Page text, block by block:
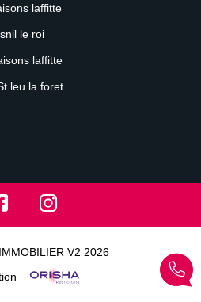
laffitte
le roi
laffitte
leu la foret
V2 2026